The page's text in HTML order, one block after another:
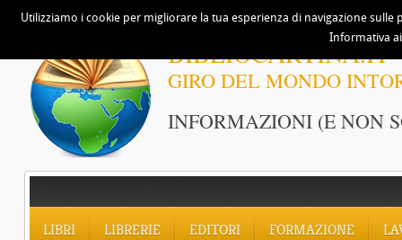
BIBLIOCARTINA.IT
GIRO DEL MONDO
INFORMAZIONI (E NON
LIBRI LIBRERIE EDITORI FORMAZIONE
Utilizziamo i cookie per migliorare la tua esperienza di navigazione
Informativa ai